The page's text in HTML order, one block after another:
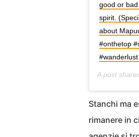
good or
spirit.
about
#onthetop
A post
Stanchi ma
rimanere in